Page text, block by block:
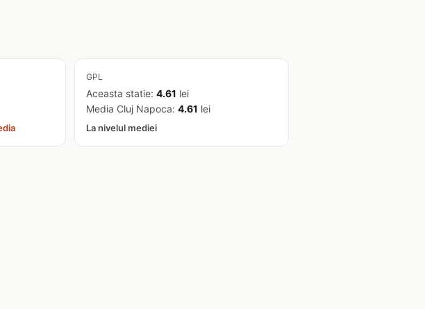
GPL
Aceasta statie: 4.61 lei
Media Cluj Napoca: 4.61 lei
La nivelul mediei